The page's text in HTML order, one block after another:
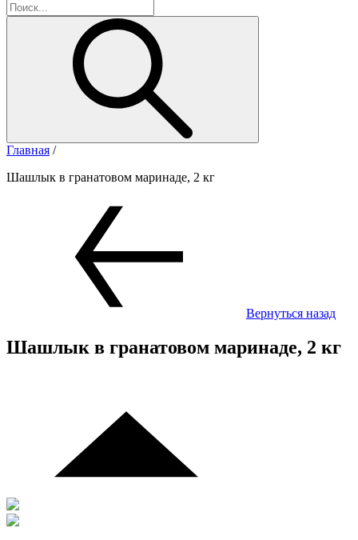
Главная /
Шашлык в гранатовом маринаде, 2 кг
Вернуться назад
Шашлык в гранатовом маринаде, 2 кг